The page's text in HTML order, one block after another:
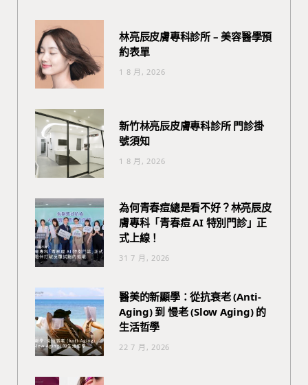
林亮辰皮膚專科診所 – 美容醫學預
約表單
1 8 月, 2026
新竹林亮辰皮膚專科診所 門診掛
號須知
1 8 月, 2026
為何青春痘總是看不好？林亮辰皮
膚專科「青春痘 AI 特別門診」正
式上線！
31 7 月, 2026
醫美的新顯學：從抗衰老 (Anti-
Aging) 到 慢老 (Slow Aging) 的
生活哲學
22 7 月, 2026